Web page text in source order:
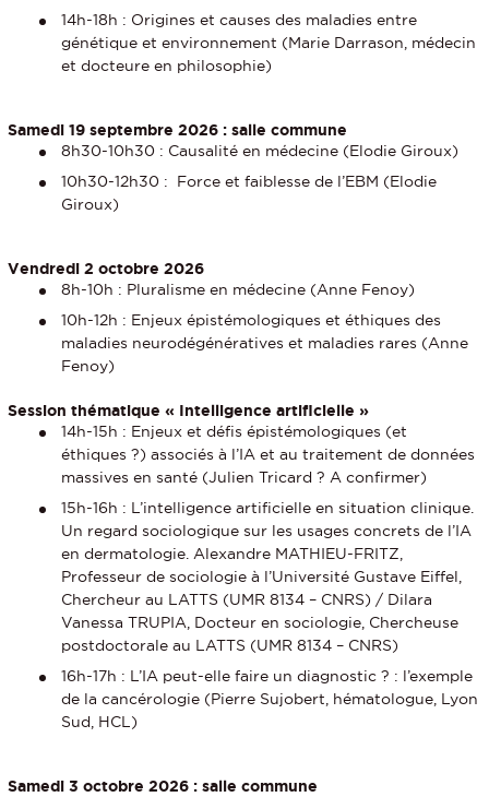
14h-18h : Origines et causes des maladies entre
génétique et environnement (Marie Darrason, médecin
et docteure en philosophie)
Samedi 19 septembre 2026 : salle commune
8h30-10h30 : Causalité en médecine (Elodie Giroux)
10h30-12h30 : Force et faiblesse de l’EBM (Elodie
Giroux)
Vendredi 2 octobre 2026
8h-10h : Pluralisme en médecine (Anne Fenoy)
10h-12h : Enjeux épistémologiques et éthiques des
maladies neurodégénératives et maladies rares (Anne
Fenoy)
Session thématique « Intelligence artificielle »
14h-15h : Enjeux et défis épistémologiques (et
éthiques ?) associés à l’IA et au traitement de données
massives en santé (Julien Tricard ? A confirmer)
15h-16h : L’intelligence artificielle en situation clinique.
Un regard sociologique sur les usages concrets de l’IA
en dermatologie. Alexandre MATHIEU-FRITZ,
Professeur de sociologie à l’Université Gustave Eiffel,
Chercheur au LATTS (UMR 8134 – CNRS) / Dilara
Vanessa TRUPIA, Docteur en sociologie, Chercheuse
postdoctorale au LATTS (UMR 8134 – CNRS)
16h-17h : L’IA peut-elle faire un diagnostic ? : l’exemple
de la cancérologie (Pierre Sujobert, hématologue, Lyon
Sud, HCL)
Samedi 3 octobre 2026 : salle commune